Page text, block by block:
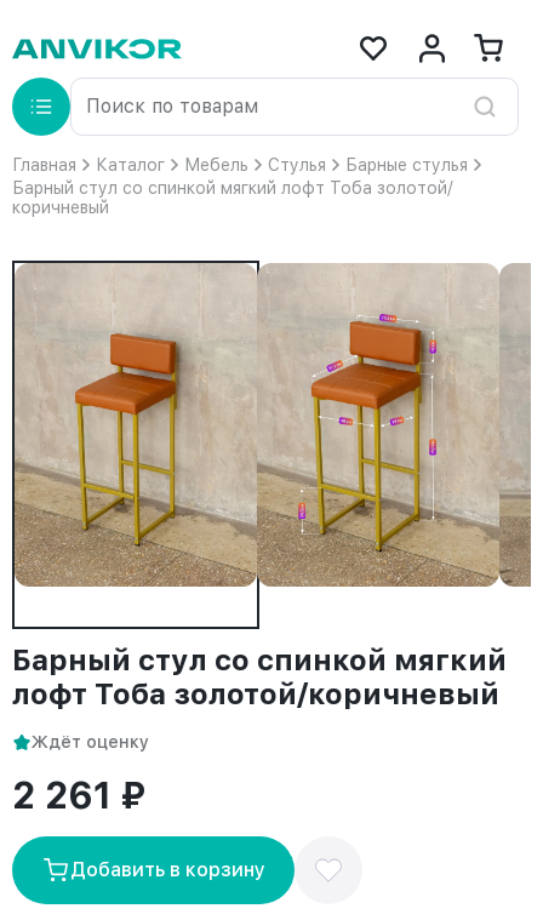
Главная Каталог Мебель Стулья
Барные стулья
Барный стул со спинкой мягкий лофт Тоба золотой/
коричневый
Барный стул со спинкой мягкий
лофт Тоба золотой/коричневый
Ждёт оценку
2 261 ₽
Добавить в корзину